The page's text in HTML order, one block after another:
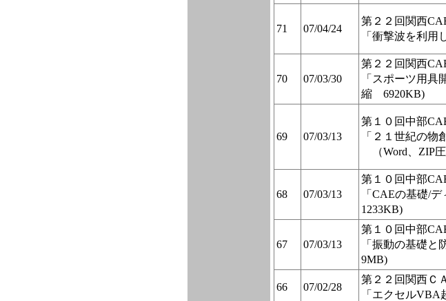
71 07/04/24
第２２回関西
「衝撃波を利用
70 07/03/30
第２２回関西
「スポーツ用
縮 6920KB)
69 07/03/13
第１０回中部
「２１世紀の物
（Word、ZIP
68 07/03/13
第１０回中部
「CAEの基礎/
1233KB)
67 07/03/13
第１０回中部
「振動の基礎
9MB)
66 07/02/28
第２２回関西
「エクセル